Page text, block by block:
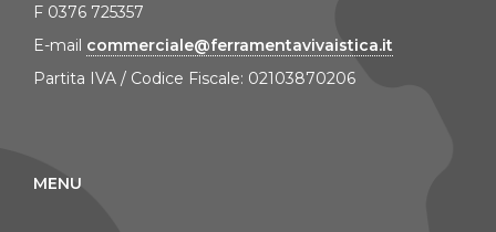
F 0376 725357
E-mail commerciale@ferramentavivaistica.it
Partita IVA / Codice Fiscale: 02103870206
MENU